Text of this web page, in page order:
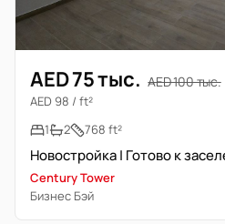
AED 75 тыс. AED 100 тыс.
AED 98 / ft²
1
2 768 ft²
Новостройка | Готово к
Century Tower
Бизнес Бэй